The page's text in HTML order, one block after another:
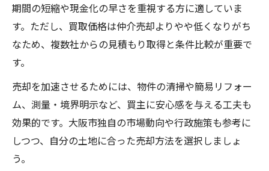
期間の短縮や現金化の早さを重視する方に適していま
す。ただし、買取価格は仲介売却よりやや低くなりがち
なため、複数社からの見積もり取得と条件比較が重要で
す。
売却を加速させるためには、物件の清掃や簡易リフォー
ム、測量・境界明示など、買主に安心感を与える工夫も
効果的です。大阪市独自の市場動向や行政施策も参考に
しつつ、自分の土地に合った売却方法を選択しましょ
う。